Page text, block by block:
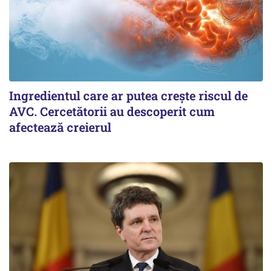
Ingredientul care ar putea crește riscul de
AVC. Cercetătorii au descoperit cum
afectează creierul